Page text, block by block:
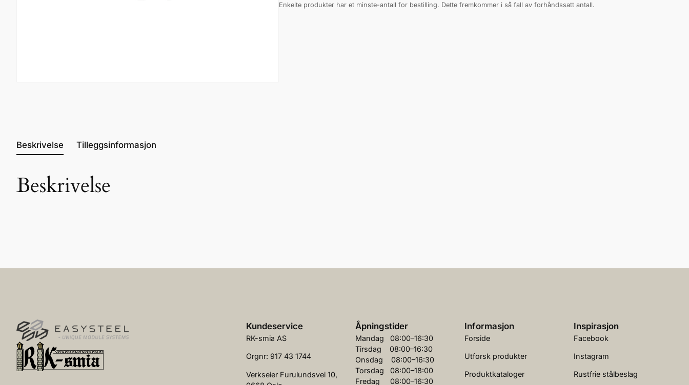
Enkelte produkter har et minste-antall for bestilling. Dette fremkommer i så fall av forhåndssatt antall.
Beskrivelse Tilleggsinformasjon
Beskrivelse
Kundeservice
RK-smia AS
Orgnr: 917 43 1744
Verkseier Furulundsvei 10,
Åpningstider
Mandag 08:00–16:30
Tirsdag 08:00–16:30
Onsdag 08:00–16:30
Torsdag 08:00–18:00
Fredag 08:00–16:30
Informasjon
Forside
Utforsk produkter
Produktkataloger
Inspirasjon
Facebook
Instagram
Rustfrie stålbeslag